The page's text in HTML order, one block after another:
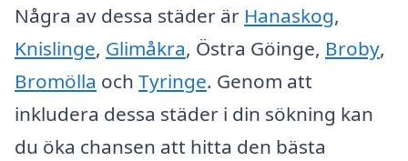
Några av dessa städer är Hanaskog,
Knislinge, Glimåkra, Östra Göinge, Broby,
Bromölla och Tyringe. Genom att
inkludera dessa städer i din sökning kan
du öka chansen att hitta den bästa